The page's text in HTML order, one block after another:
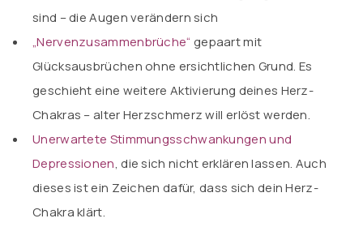
sind – die Augen verändern sich
„Nervenzusammenbrüche“ gepaart mit
Glücksausbrüchen ohne ersichtlichen Grund. Es
geschieht eine weitere Aktivierung deines Herz-
Chakras – alter Herzschmerz will erlöst werden.
Unerwartete Stimmungsschwankungen und
Depressionen, die sich nicht erklären lassen. Auch
dieses ist ein Zeichen dafür, dass sich dein Herz-
Chakra klärt.